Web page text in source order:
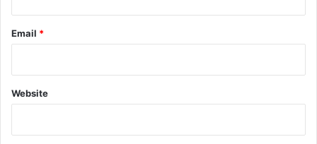
Email *
Website